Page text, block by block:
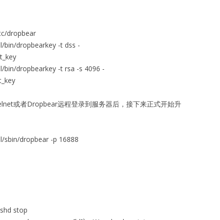
dropbear
bin/dropbearkey -t dss -
dropbearkey -t rsa -s 4096 -
或者Dropbear远程登录到服务器后，接下来正式开始升
sbin/dropbear -p 16888
stop